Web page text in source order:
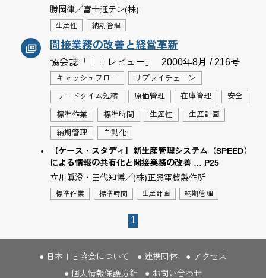
勝岡律／富士通テン(株)
生産性 納期管理
間接業務の改善と経営革新
協会誌「ＩＥレビュー」 2000年8月 / 216号
キャッシュフロー サプライチェーン
リードタイム短縮 原価管理 在庫管理 安全
標準作業 標準時間 生産性 生産計画
納期管理 自動化
【ケース・スタディ】新生産管理システム（SPEED）
による情報の共有化と間接業務の改善 … P25
立川眞澄・田代知博／(株)正興電機製作所
標準作業 標準時間 生産計画 納期管理
1
日本ＩＥ協会について 連携団体
アクセス
個人情報保護方針
お問い合わせ